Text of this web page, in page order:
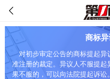
商标
对初步审定公告的商标提起
准注册的裁定。异议人不服提
果不服的，可以向法院提起诉讼。